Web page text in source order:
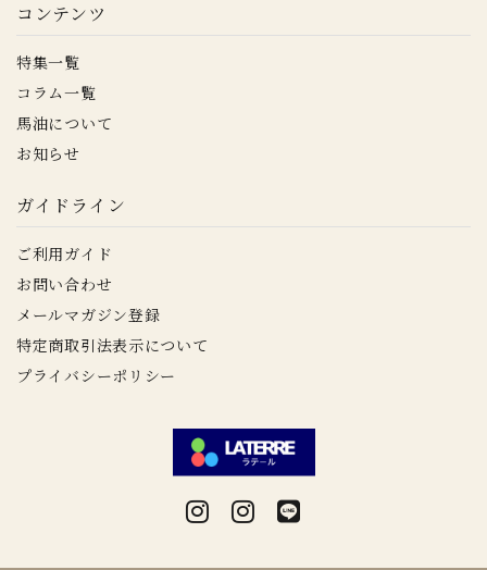
コンテンツ
特集一覧
コラム一覧
馬油について
お知らせ
ガイドライン
ご利用ガイド
お問い合わせ
メールマガジン登録
特定商取引法表示について
プライバシーポリシー